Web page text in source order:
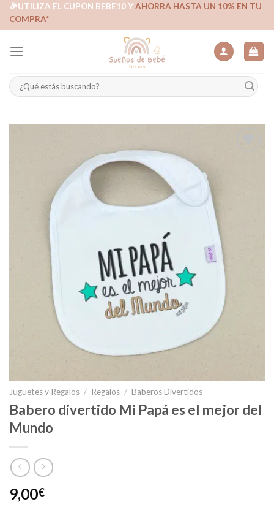
Skip🎉UTILIZA EL CUPÓN BEBE10 YAHORRA HASTA UN 10% EN TU
COMPRA*
Buscar
por:
lista de
Juguetes y Regalos / Regalos / Baberos Divertidos
Babero divertido Mi Papá es el mejor del
Mundo
9,00€